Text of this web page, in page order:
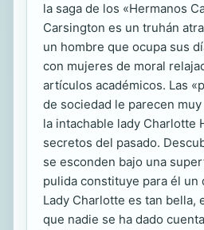
la saga de los «Hermanos
Carsington es un truhán
un hombre que ocupa sus
con mujeres de moral
artículos académicos. Las
de sociedad le parecen
la intachable lady Charlotte
secretos del pasado.
se esconden bajo una
pulida constituye para él
Lady Charlotte es tan bella,
que nadie se ha dado